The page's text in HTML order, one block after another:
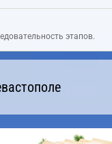
этапов.